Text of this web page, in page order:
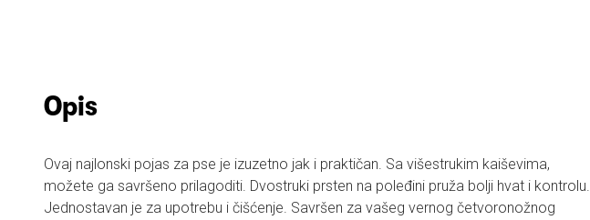
Opis
Ovaj najlonski pojas za pse je izuzetno jak i praktičan. Sa višestrukim kaiševima,
možete ga savršeno prilagoditi. Dvostruki prsten na poleđini pruža bolji hvat i kontrolu.
Jednostavan je za upotrebu i čišćenje. Savršen za vašeg vernog četvoronožnog